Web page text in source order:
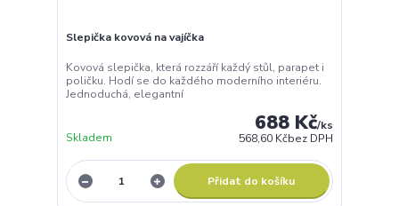
Slepička kovová na vajíčka
Kovová slepička, která rozzáří každý stůl, parapet i
poličku. Hodí se do každého moderního interiéru.
Jednoduchá, elegantní
688 Kč/ks
568,60 Kčbez DPH
Skladem
Přidat do košíku